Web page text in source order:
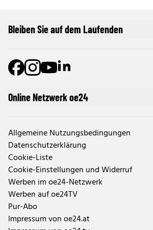
Online Netzwerk oe24
Allgemeine Nutzungsbedingungen
Datenschutzerklärung
Cookie-Liste
Cookie-Einstellungen und Widerruf
Werben im oe24-Netzwerk
Werben auf oe24TV
Pur-Abo
Impressum von oe24.at
Bleiben Sie auf dem Laufenden